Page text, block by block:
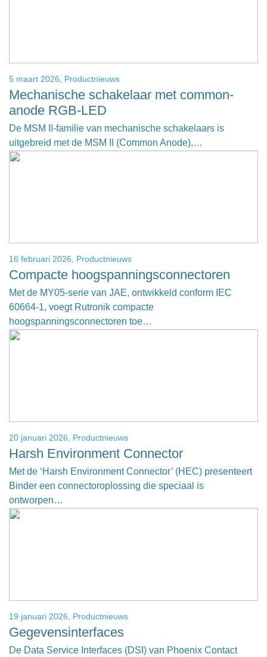
5 maart 2026, Productnieuws
Mechanische schakelaar met common-
anode RGB-LED
De MSM II-familie van mechanische schakelaars is
uitgebreid met de MSM II (Common Anode),…
16 februari 2026, Productnieuws
Compacte hoogspanningsconnectoren
Met de MY05-serie van JAE, ontwikkeld conform IEC
60664-1, voegt Rutronik compacte
hoogspanningsconnectoren toe…
20 januari 2026, Productnieuws
Harsh Environment Connector
Met de ‘Harsh Environment Connector’ (HEC) presenteert
Binder een connectoroplossing die speciaal is
ontworpen…
19 januari 2026, Productnieuws
Gegevensinterfaces
De Data Service Interfaces (DSI) van Phoenix Contact